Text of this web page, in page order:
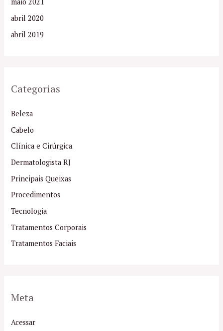
maio 2021
abril 2020
abril 2019
Categorias
Beleza
Cabelo
Clínica e Cirúrgica
Dermatologista RJ
Principais Queixas
Procedimentos
Tecnologia
Tratamentos Corporais
Tratamentos Faciais
Meta
Acessar